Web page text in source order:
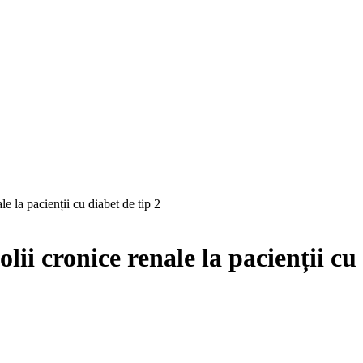
la pacienții cu diabet de tip 2
cronice renale la pacienții